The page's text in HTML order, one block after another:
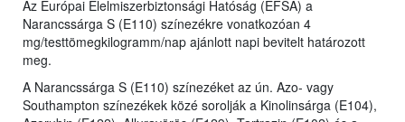
Az Európai Élelmiszerbiztonsági Hatóság (EFSA) a
Narancssárga S (E110) színezékre vonatkozóan 4
mg/testtömegkilogramm/nap ajánlott napi bevitelt határozott
meg.
A Narancssárga S (E110) színezéket az ún. Azo- vagy
Southampton színezékek közé sorolják a Kinolinsárga (E104),